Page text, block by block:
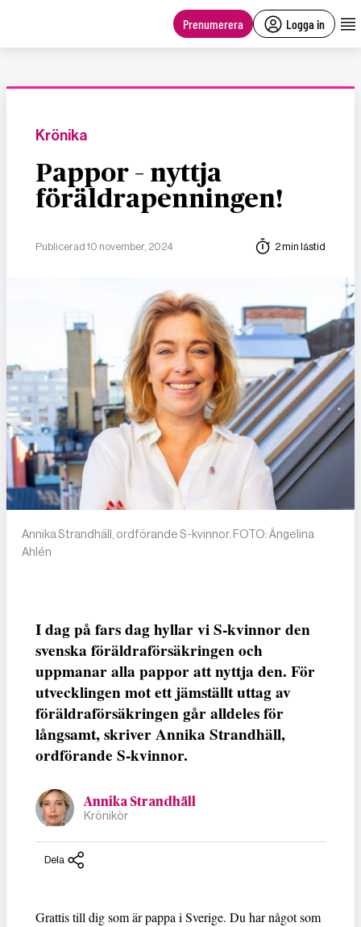
Prenumerera Logga in
Krönika
Pappor – nyttja
föräldrapenningen!
Publicerad 10 november, 2024 2 min lästid
Annika Strandhäll, ordförande S-kvinnor. FOTO: Ängelina
Ahlén
I dag på fars dag hyllar vi S-kvinnor den
svenska föräldraförsäkringen och
uppmanar alla pappor att nyttja den. För
utvecklingen mot ett jämställt uttag av
föräldraförsäkringen går alldeles för
långsamt, skriver Annika Strandhäll,
ordförande S-kvinnor.
Annika Strandhäll
Krönikör
Dela
Grattis till dig som är pappa i Sverige. Du har något som